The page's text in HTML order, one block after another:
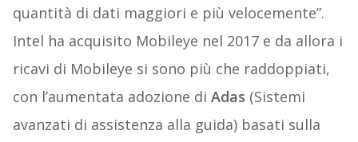
quantità di dati maggiori e più velocemente”.
Intel ha acquisito Mobileye nel 2017 e da allora i
ricavi di Mobileye si sono più che raddoppiati,
con l’aumentata adozione di Adas (Sistemi
avanzati di assistenza alla guida) basati sulla